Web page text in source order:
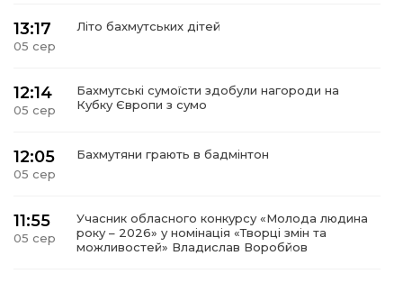
13:17
05 сер
Літо бахмутських дітей
12:14
05 сер
Бахмутські сумоїсти здобули нагороди на
Кубку Європи з сумо
12:05
05 сер
Бахмутяни грають в бадмінтон
11:55
05 сер
Учасник обласного конкурсу «Молода людина
року – 2026» у номінація «Творці змін та
можливостей» Владислав Воробйов